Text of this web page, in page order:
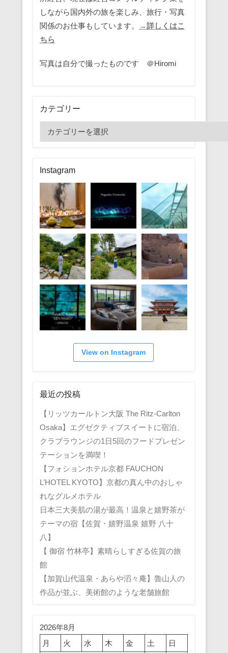
しながら国内外の旅を楽しみ、旅行・写真
関係のお仕事もしています。
→詳しくはこ
ちら
写真は自分で撮ったものです ＠Hiromi
カテゴリー
テ
リ
ー
Instagram
View on Instagram
最近の投稿
【リッツカールトン大阪 The Ritz-Carlton
Osaka】エグゼクティブスイートに宿泊、
クラブラウンジの1日5回のフードプレゼン
テーションを満喫！
【フォションホテル京都 FAUCHON
L’HOTEL KYOTO】京都の真ん中のおしゃ
れなグルメホテル
日本三大美肌の湯が最高！温泉と嬉野茶が
テーマの宿【佐賀・嬉野温泉 嬉野 八十
八】
【 御宿 竹林亭】素晴らしすぎる佐賀の旅
館
【加賀山代温泉・あらや滔々庵】魯山人の
作品が並ぶ、美術館のような老舗旅館
2026年8月
月
火 水 木 金 土
日